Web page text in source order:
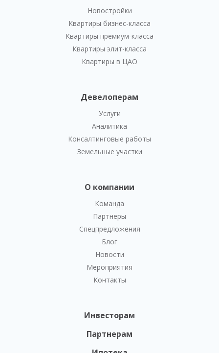
Новостройки
Квартиры бизнес-класса
Квартиры премиум-класса
Квартиры элит-класса
Квартиры в ЦАО
Девелоперам
Услуги
Аналитика
Консалтинговые работы
Земельные участки
О компании
Команда
Партнеры
Спецпредложения
Блог
Новости
Мероприятия
Контакты
Инвесторам
Партнерам